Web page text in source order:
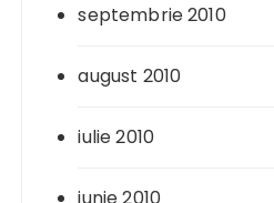
septembrie 2010
august 2010
iulie 2010
iunie 2010